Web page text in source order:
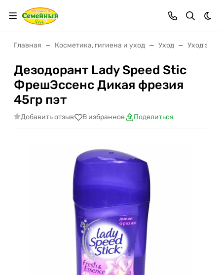
Главная Косметика, гигиена и уход Уход Уход за
Дезодорант Lady Speed Stic
ФрешЭссенс Дикая фрезия
45гр пэт
Добавить отзыв В избранное Поделиться